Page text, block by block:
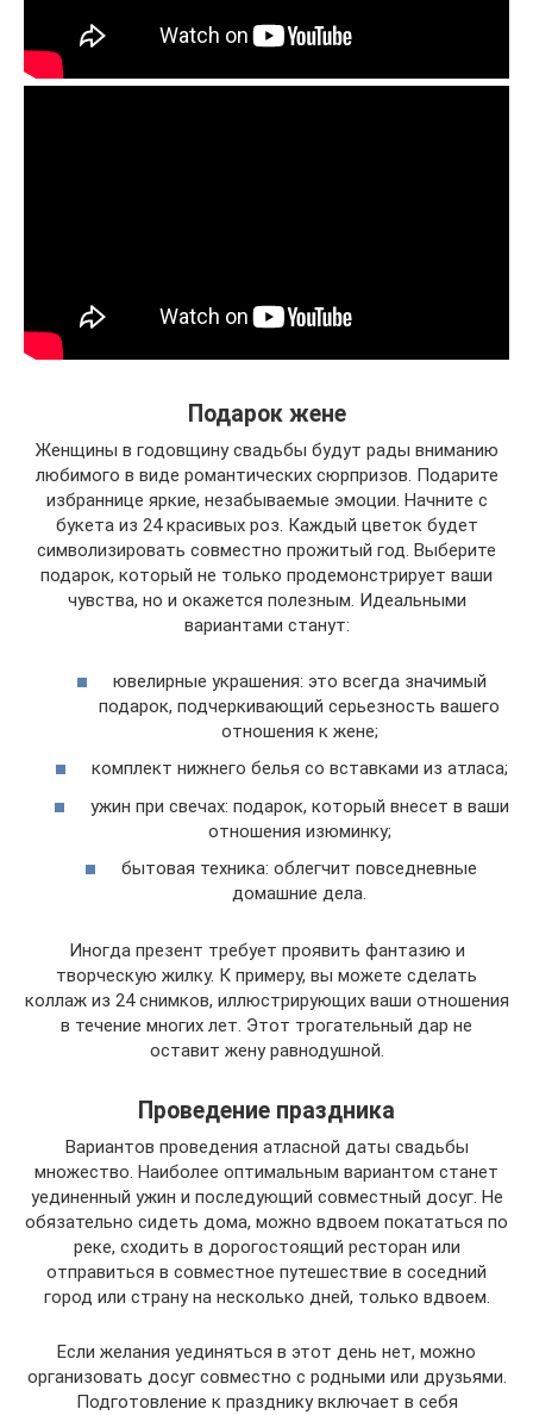
Подарок жене
Женщины в годовщину свадьбы будут рады вниманию
любимого в виде романтических сюрпризов. Подарите
избраннице яркие, незабываемые эмоции. Начните с
букета из 24 красивых роз. Каждый цветок будет
символизировать совместно прожитый год. Выберите
подарок, который не только продемонстрирует ваши
чувства, но и окажется полезным. Идеальными
вариантами станут:
ювелирные украшения: это всегда значимый
подарок, подчеркивающий серьезность вашего
отношения к жене;
комплект нижнего белья со вставками из атласа;
ужин при свечах: подарок, который внесет в ваши
отношения изюминку;
бытовая техника: облегчит повседневные
домашние дела.
Иногда презент требует проявить фантазию и
творческую жилку. К примеру, вы можете сделать
коллаж из 24 снимков, иллюстрирующих ваши отношения
в течение многих лет. Этот трогательный дар не
оставит жену равнодушной.
Проведение праздника
Вариантов проведения атласной даты свадьбы
множество. Наиболее оптимальным вариантом станет
уединенный ужин и последующий совместный досуг. Не
обязательно сидеть дома, можно вдвоем покататься по
реке, сходить в дорогостоящий ресторан или
отправиться в совместное путешествие в соседний
город или страну на несколько дней, только вдвоем.
Если желания уединяться в этот день нет, можно
организовать досуг совместно с родными или друзьями.
Подготовление к празднику включает в себя